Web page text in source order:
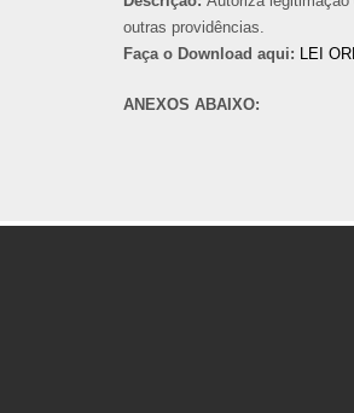
outras providências.
Faça o Download aqui: LEI
ANEXOS ABAIXO: